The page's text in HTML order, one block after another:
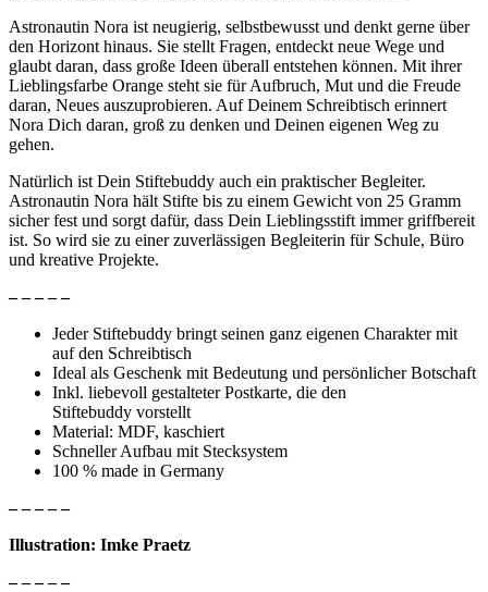
Astronautin Nora ist neugierig, selbstbewusst und denkt gerne über
den Horizont hinaus. Sie stellt Fragen, entdeckt neue Wege und
glaubt daran, dass große Ideen überall entstehen können. Mit ihrer
Lieblingsfarbe Orange steht sie für Aufbruch, Mut und die Freude
daran, Neues auszuprobieren. Auf Deinem Schreibtisch erinnert
Nora Dich daran, groß zu denken und Deinen eigenen Weg zu
gehen.
Natürlich ist Dein Stiftebuddy auch ein praktischer Begleiter.
Astronautin Nora hält Stifte bis zu einem Gewicht von 25 Gramm
sicher fest und sorgt dafür, dass Dein Lieblingsstift immer griffbereit
ist. So wird sie zu einer zuverlässigen Begleiterin für Schule, Büro
und kreative Projekte.
– – – – –
Jeder Stiftebuddy bringt seinen ganz eigenen Charakter mit
auf den Schreibtisch
Ideal als Geschenk mit Bedeutung und persönlicher Botschaft
Inkl. liebevoll gestalteter Postkarte, die den
Stiftebuddy vorstellt
Material: MDF, kaschiert
Schneller Aufbau mit Stecksystem
100 % made in Germany
– – – – –
Illustration: Imke Praetz
– – – – –